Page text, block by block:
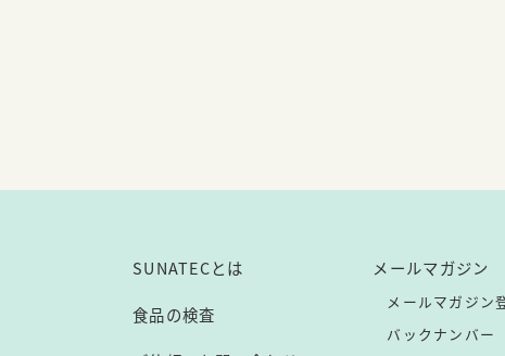
SUNATECとは
食品の検査
メールマガジン
メールマガジン
バックナンバー